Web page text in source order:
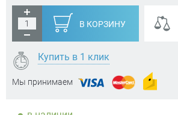
В КОРЗИНУ
Купить в 1 клик
Мы принимаем